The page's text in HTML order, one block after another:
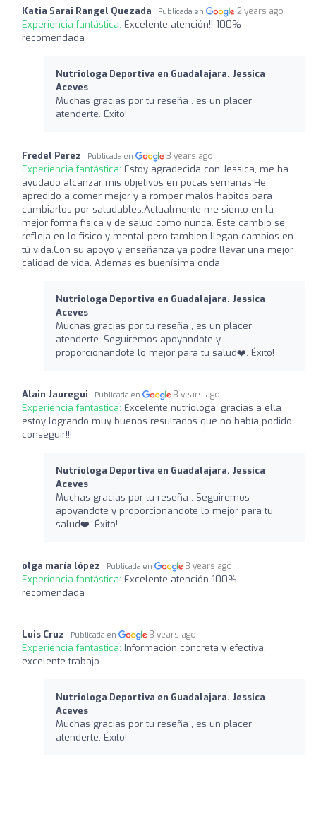
Katia Sarai Rangel Quezada Publicada en 2 years ago
Experiencia fantástica: Excelente atención!! 100%
recomendada
Nutriologa Deportiva en Guadalajara. Jessica
Aceves
Muchas gracias por tu reseña , es un placer
atenderte. Éxito!
Fredel Perez Publicada en 3 years ago
Experiencia fantástica: Estoy agradecida con Jessica, me ha
ayudado alcanzar mis objetivos en pocas semanas.He
apredido a comer mejor y a romper malos habitos para
cambiarlos por saludables.Actualmente me siento en la
mejor forma fisica y de salud como nunca. Este cambio se
refleja en lo fisico y mental pero tambien llegan cambios en
tú vida.Con su apoyo y enseñanza ya podre llevar una mejor
calidad de vida. Ademas es buenísima onda.
Nutriologa Deportiva en Guadalajara. Jessica
Aceves
Muchas gracias por tu reseña , es un placer
atenderte. Seguiremos apoyandote y
proporcionandote lo mejor para tu salud❤️‍. Éxito!
Alain Jauregui Publicada en 3 years ago
Experiencia fantástica: Excelente nutriologa, gracias a ella
estoy logrando muy buenos resultados que no había podido
conseguir!!!
Nutriologa Deportiva en Guadalajara. Jessica
Aceves
Muchas gracias por tu reseña . Seguiremos
apoyandote y proporcionandote lo mejor para tu
salud❤️‍. Éxito!
olga maría lópez Publicada en 3 years ago
Experiencia fantástica: Excelente atención 100%
recomendada
Luis Cruz Publicada en 3 years ago
Experiencia fantástica: Información concreta y efectiva,
excelente trabajo
Nutriologa Deportiva en Guadalajara. Jessica
Aceves
Muchas gracias por tu reseña , es un placer
atenderte. Éxito!